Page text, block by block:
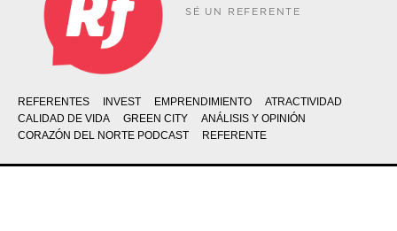
SÉ UN REFERENTE
REFERENTES INVEST EMPRENDIMIENTO
ATRACTIVIDAD
CALIDAD DE VIDA
GREEN CITY
ANÁLISIS Y OPINIÓN
CORAZÓN DEL NORTE PODCAST
REFERENTE